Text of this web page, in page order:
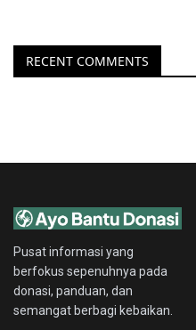
RECENT COMMENTS
Pusat informasi yang
berfokus sepenuhnya pada
donasi, panduan, dan
semangat berbagi kebaikan.